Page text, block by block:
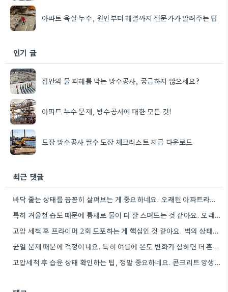
아파트 욕실 누수, 원인부터 해결까지 전문가가 알려주는 팁
인기 글
집안의 물 피해를 막는 방수공사, 궁금하지 않으세요?
아파트 누수 문제, 방수공사에 대한 모든 것!
도장 방수공사 필수 도장 체크리스트 지금 다운로드
최근 댓글
바닥 줄눈 상태를 꼼꼼히 살펴보는 게 중요하네요. 오래된 아파트라면 줄눈부터 망가지기 쉬울 것 같아요.
특히 겨울철 습도 때문에 틈새로 물이 더 잘 스며드는 것 같아요. 오래된 건물일수록 이런 부분에…
고압 세척 후 프라이머 2회 도포하는 게 핵심인 것 같아요. 벽의 상태에 따라 흡수율이 달라지니까,…
균열 문제 때문에 걱정이네요. 특히 여름에 온도 변화가 심하면 더 흔할 텐데, 시공 전에 충분한…
고압세척 후 습윤 상태 확인하는 팁, 정말 중요하네요. 콘크리트 양생 기간도 꼼꼼히 확인해야 하는 것…